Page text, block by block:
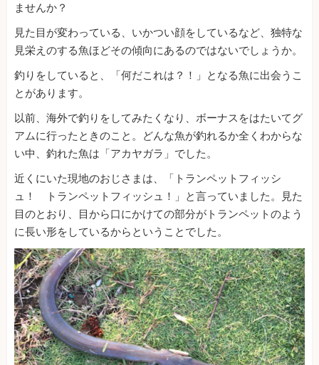
ませんか？
見た目が変わっている、いかつい顔をしているなど、独特な
見栄えのする魚ほどその傾向にあるのではないでしょうか。
釣りをしていると、「何だこれは？！」となる魚に出会うこ
とがあります。
以前、海外で釣りをしてみたくなり、ボーナスをはたいてグ
アムに行ったときのこと。どんな魚が釣れるか全くわからな
い中、釣れた魚は「アカヤガラ」でした。
近くにいた現地のおじさまは、「トランペットフィッシ
ュ！ トランペットフィッシュ！」と言っていました。見た
目のとおり、目から口にかけての部分がトランペットのよう
に長い形をしているからということでした。